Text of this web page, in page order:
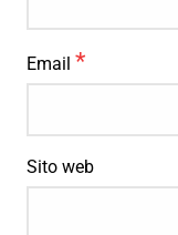
Email *
Sito web